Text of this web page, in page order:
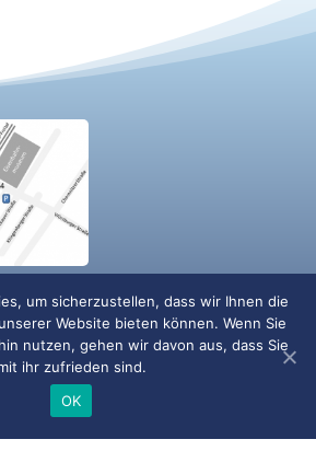
GmbH
14
55
um sicherzustellen, dass wir Ihnen die
Website bieten können. Wenn Sie
nutzen, gehen wir davon aus, dass Sie
ihr zufrieden sind.
OK